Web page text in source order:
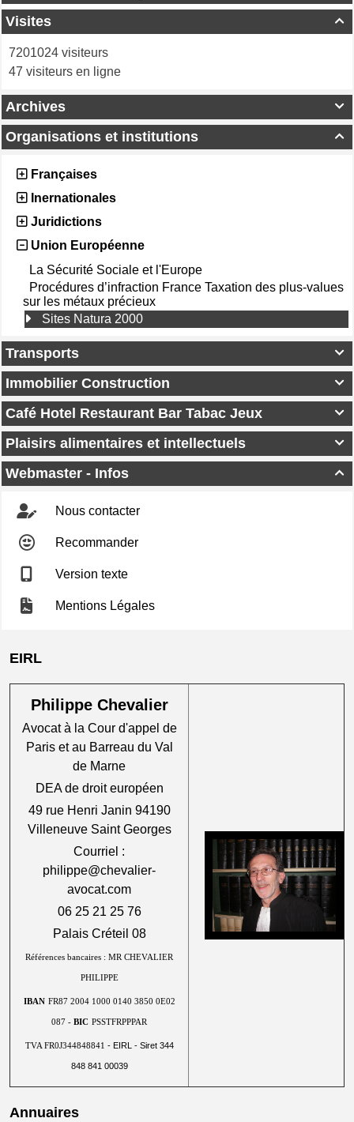

Visites
7201024 visiteurs
47 visiteurs en ligne

Archives

Organisations et institutions
Françaises
Inernationales
Juridictions
Union Européenne
La Sécurité Sociale et l'Europe
Procédures d’infraction France Taxation des plus-values
sur les métaux précieux
Sites Natura 2000

Transports

Immobilier Construction

Café Hotel Restaurant Bar Tabac Jeux

Plaisirs alimentaires et intellectuels

Webmaster - Infos
Nous contacter
Recommander
Version texte
Mentions Légales
EIRL
Philippe Chevalier
Avocat à la Cour d'appel de
Paris et au Barreau du Val
de Marne
DEA de droit européen
49 rue Henri Janin 94190
Villeneuve Saint Georges
Courriel :
philippe@chevalier-
avocat.com
06 25 21 25 76
Palais Créteil 08
Références bancaires : MR CHEVALIER
PHILIPPE
IBAN FR87 2004 1000 0140 3850 0E02
087 - BIC PSSTFRPPPAR
TVA FR0J344848841 - EIRL - Siret 344
848 841 00039
Annuaires